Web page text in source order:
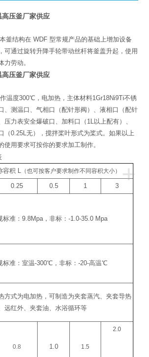
压釜厂家供应
釜结构在 WDF 型常规产品的基础上增加设备
可通过旋转升降手轮带动丝杆将釜盖升起，使用
力劳动。
压釜厂家供应
温度300℃，电加热，主体材料1Gr18Ni9Ti不锈
、测温口、气相口（配针形阀）、液相口（配针
压力表安全爆破口、加料口（1L以上配有）、
（0.25L无），搅拌桨叶形式为桨式。如果以上
使用要求可按你的要求加工制作。
+
容积 L（也可按客户要求制作不同容积大小）
0.25 0.5 1 3
标准：9.8Mpa，非标：-1.0-35.0 Mpa
标准：室温-300℃ ，非标：-20-高温℃
方式为电加热，可制造为夹套蒸汽、夹套导热
远红外、夹套油、水浴循环等
0.8 1.0 1.5
2.0